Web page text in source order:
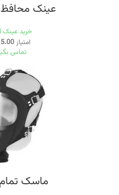
عینک
خرید عینک
تماس
امتیاز5.00
ماسک